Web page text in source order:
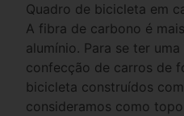
Quadro de bicicleta em
A fibra de carbono é
alumínio. Para se ter
confecção de carros de
bicicleta construídos
consideramos como